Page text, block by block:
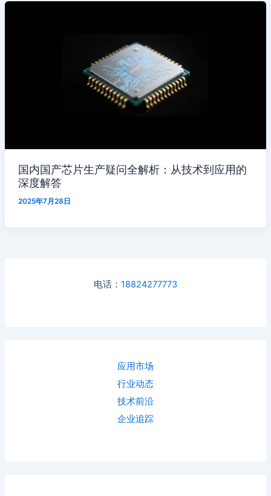
电话： 18824277773
应用市场
行业动态
技术前沿
企业追踪
国内国产芯片生产疑问全解析：从技术到应用的
深度解答
2025年7月28日